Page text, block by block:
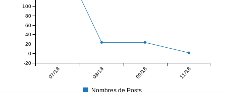
07/18 08/18 09/18 11/18
-20
0
20
40
60
80
100
Nombres de Posts